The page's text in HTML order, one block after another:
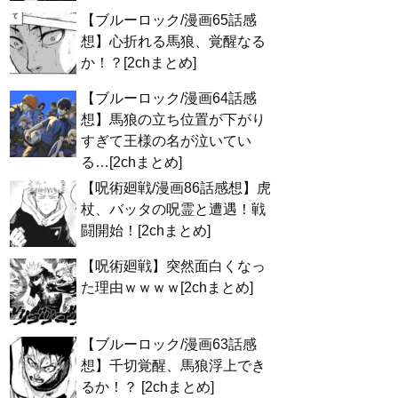
【ブルーロック/漫画65話感
想】心折れる馬狼、覚醒なる
か！？[2chまとめ]
【ブルーロック/漫画64話感
想】馬狼の立ち位置が下がり
すぎて王様の名が泣いてい
る…[2chまとめ]
【呪術廻戦/漫画86話感想】虎
杖、バッタの呪霊と遭遇！戦
闘開始！[2chまとめ]
【呪術廻戦】突然面白くなっ
た理由ｗｗｗｗ[2chまとめ]
【ブルーロック/漫画63話感
想】千切覚醒、馬狼浮上でき
るか！？ [2chまとめ]